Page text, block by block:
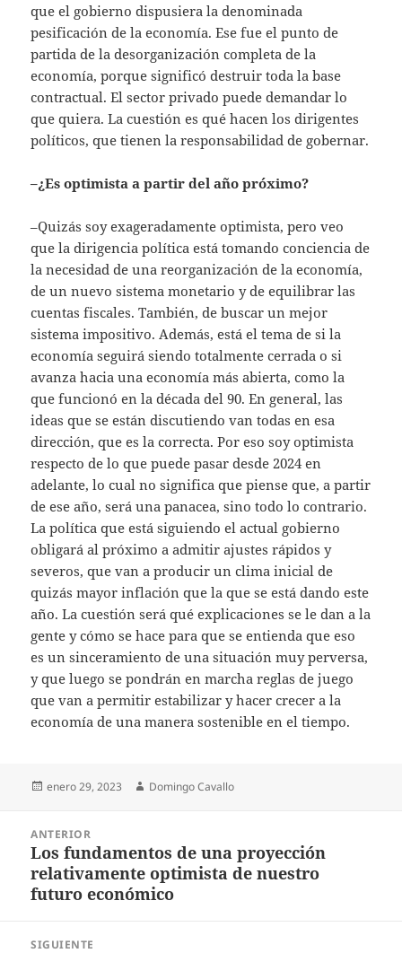
que el gobierno dispusiera la denominada
pesificación de la economía. Ese fue el punto de
partida de la desorganización completa de la
economía, porque significó destruir toda la base
contractual. El sector privado puede demandar lo
que quiera. La cuestión es qué hacen los dirigentes
políticos, que tienen la responsabilidad de gobernar.
–¿Es optimista a partir del año próximo?
–Quizás soy exageradamente optimista, pero veo
que la dirigencia política está tomando conciencia de
la necesidad de una reorganización de la economía,
de un nuevo sistema monetario y de equilibrar las
cuentas fiscales. También, de buscar un mejor
sistema impositivo. Además, está el tema de si la
economía seguirá siendo totalmente cerrada o si
avanza hacia una economía más abierta, como la
que funcionó en la década del 90. En general, las
ideas que se están discutiendo van todas en esa
dirección, que es la correcta. Por eso soy optimista
respecto de lo que puede pasar desde 2024 en
adelante, lo cual no significa que piense que, a partir
de ese año, será una panacea, sino todo lo contrario.
La política que está siguiendo el actual gobierno
obligará al próximo a admitir ajustes rápidos y
severos, que van a producir un clima inicial de
quizás mayor inflación que la que se está dando este
año. La cuestión será qué explicaciones se le dan a la
gente y cómo se hace para que se entienda que eso
es un sinceramiento de una situación muy perversa,
y que luego se pondrán en marcha reglas de juego
que van a permitir estabilizar y hacer crecer a la
economía de una manera sostenible en el tiempo.
Publicado
enero 29, 2023 Autor
Domingo Cavallo
entradas
ANTERIOR
Entrada
anterior:
Los fundamentos de una proyección
relativamente optimista de nuestro
futuro económico
SIGUIENTE